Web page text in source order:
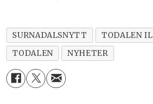
SURNADALSNYTT
TODALEN IL
TODALEN
NYHETER